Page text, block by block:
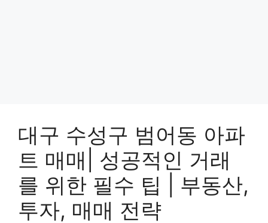
대구 수성구 범어동 아파
트 매매| 성공적인 거래
를 위한 필수 팁 | 부동산,
투자, 매매 전략